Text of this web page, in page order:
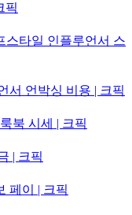
픽
스타일 인플루언서 스
서 언박싱 비용 | 크픽
북 시세 | 크픽
| 크픽
페이 | 크픽